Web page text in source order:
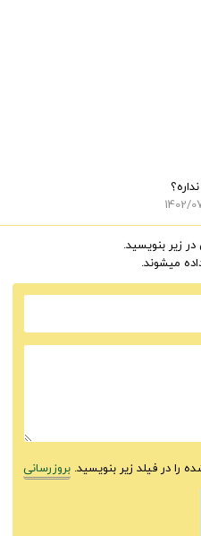
1402/
در زیر بنویسید.
میشوند.
را در فیلد زیر بنویسید. بروزرسانی